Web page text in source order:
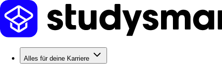
Alles für deine Karriere